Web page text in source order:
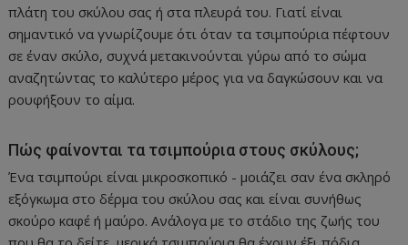
πλάτη του σκύλου σας ή στα πλευρά του. Γιατί είναι
σημαντικό να γνωρίζουμε ότι όταν τα τσιμπούρια πέφτουν
σε έναν σκύλο, συχνά μετακινούνται γύρω από το σώμα
αναζητώντας το καλύτερο μέρος για να δαγκώσουν και να
ρουφήξουν το αίμα.
Πώς φαίνονται τα τσιμπούρια στους σκύλους;
Ένα τσιμπούρι είναι μικροσκοπικό - μοιάζει σαν ένα σκληρό
εξόγκωμα στο δέρμα του σκύλου σας και είναι συνήθως
σκούρο καφέ ή μαύρο. Ανάλογα με το στάδιο της ζωής του